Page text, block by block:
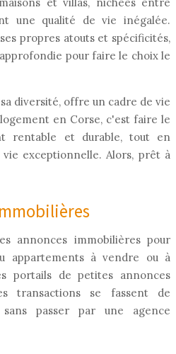
une qualité de vie inégalée.
propres atouts et spécificités,
pour faire le choix le
diversité, offre un cadre de vie
en Corse, c'est faire le
rentable et durable, tout en
exceptionnelle. Alors, prêt à
annonces immobilières pour
appartements à vendre ou à
portails de petites annonces
transactions se fassent de
passer par une agence